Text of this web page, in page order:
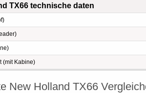
TX66 technische daten
(mit Kabine)
New Holland TX66